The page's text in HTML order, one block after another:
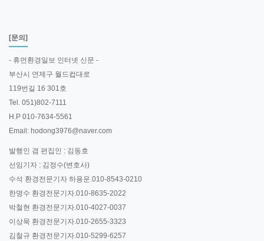
[문의]
- 휴먼환경일보 인터넷 신문 -
부산시 연제구 월드컵대로
119번길 16 301호
Tel. 051)802-7111
H.P 010-7634-5561
Email: hodong3976@naver.com
발행인 겸 편집인 : 김동호
선임기자 : 김정수(변호사)
수석 환경전문기자 하용운.010-8543-0210
한명수 환경전문기자.010-8635-2022
박철현 환경전문기자.010-4027-0037
이상묵 환경전문기자.010-2655-3323
김철규 환경전문기자.010-5299-6257